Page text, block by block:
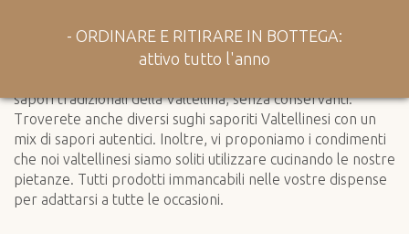
- ORDINARE E RITIRARE IN BOTTEGA:
attivo tutto l'anno
sapori tradizionali della Valtellina, senza conservanti.
Troverete anche diversi sughi saporiti Valtellinesi con un
mix di sapori autentici. Inoltre, vi proponiamo i condimenti
che noi valtellinesi siamo soliti utilizzare cucinando le nostre
pietanze. Tutti prodotti immancabili nelle vostre dispense
per adattarsi a tutte le occasioni.